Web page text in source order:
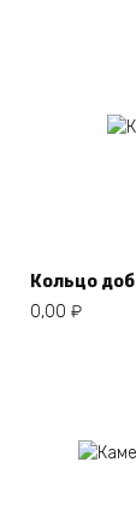
Кольцо
0,00 ₽